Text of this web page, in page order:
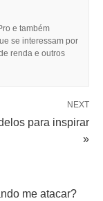
e também
se interessam por
renda e outros
NEXT
para inspirar
»
me atacar?